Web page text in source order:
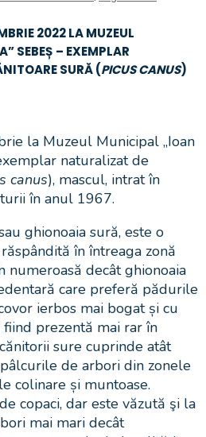
2022 LA MUZEUL
SEBEȘ – EXEMPLAR
SURĂ (PICUS CANUS)
la Muzeul Municipal „Ioan
naturalizat de
canus), mascul, intrat în
în anul 1967.
ghionoaia sură, este o
în întreaga zonă
numeroasă decât ghionoaia
care preferă pădurile
ierbos mai bogat și cu
prezentă mai rar în
sure cuprinde atât
de arbori din zonele
colinare și muntoase.
copaci, dar este văzută şi la
mai mari decât